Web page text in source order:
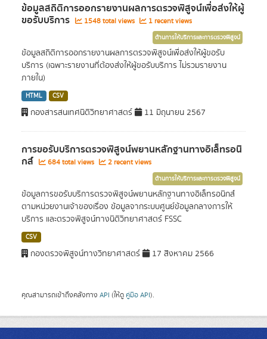
ข้อมูลสถิติการออกรายงานผลการตรวจพิสูจน์เพื่อส่งให้ผู้
ขอรับบริการ 1548 total views 1 recent views
ด้านการให้บริการและการตรวจพิสูจน์
ข้อมูลสถิติการออกรายงานผลการตรวจพิสูจน์เพื่อส่งให้ผู้ขอรับ
บริการ (เฉพาะรายงานที่ต้องส่งให้ผู้ขอรับบริการ ไม่รวมรายงาน
ภายใน)
HTML CSV
กองสารสนเทศนิติวิทยาศาสตร์ 11 มิถุนายน 2567
การขอรับบริการตรวจพิสูจน์พยานหลักฐานทางอิเล็ทรอนิ
กส์ 684 total views 2 recent views
ด้านการให้บริการและการตรวจพิสูจน์
ข้อมูลการขอรับบริการตรวจพิสูจน์พยานหลักฐานทางอิเล็ทรอนิกส์
ตามหน่วยงานเจ้าของเรื่อง ข้อมูลจากระบบศูนย์ข้อมูลกลางการให้
บริการ และตรวจพิสูจน์ทางนิติวิทยาศาสตร์ FSSC
CSV
กองตรวจพิสูจน์ทางวิทยาศาสตร์ 17 สิงหาคม 2566
คุณสามารถเข้าถึงคลังทาง API (ให้ดู คู่มือ API).